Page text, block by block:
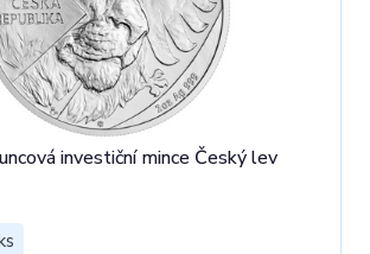
investiční mince Český lev